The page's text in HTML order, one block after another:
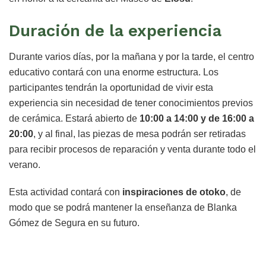
Duración de la experiencia
Durante varios días, por la mañana y por la tarde, el centro
educativo contará con una enorme estructura. Los
participantes tendrán la oportunidad de vivir esta
experiencia sin necesidad de tener conocimientos previos
de cerámica. Estará abierto de 10:00 a 14:00 y de 16:00 a
20:00, y al final, las piezas de mesa podrán ser retiradas
para recibir procesos de reparación y venta durante todo el
verano.
Esta actividad contará con inspiraciones de otoko, de
modo que se podrá mantener la enseñanza de Blanka
Gómez de Segura en su futuro.